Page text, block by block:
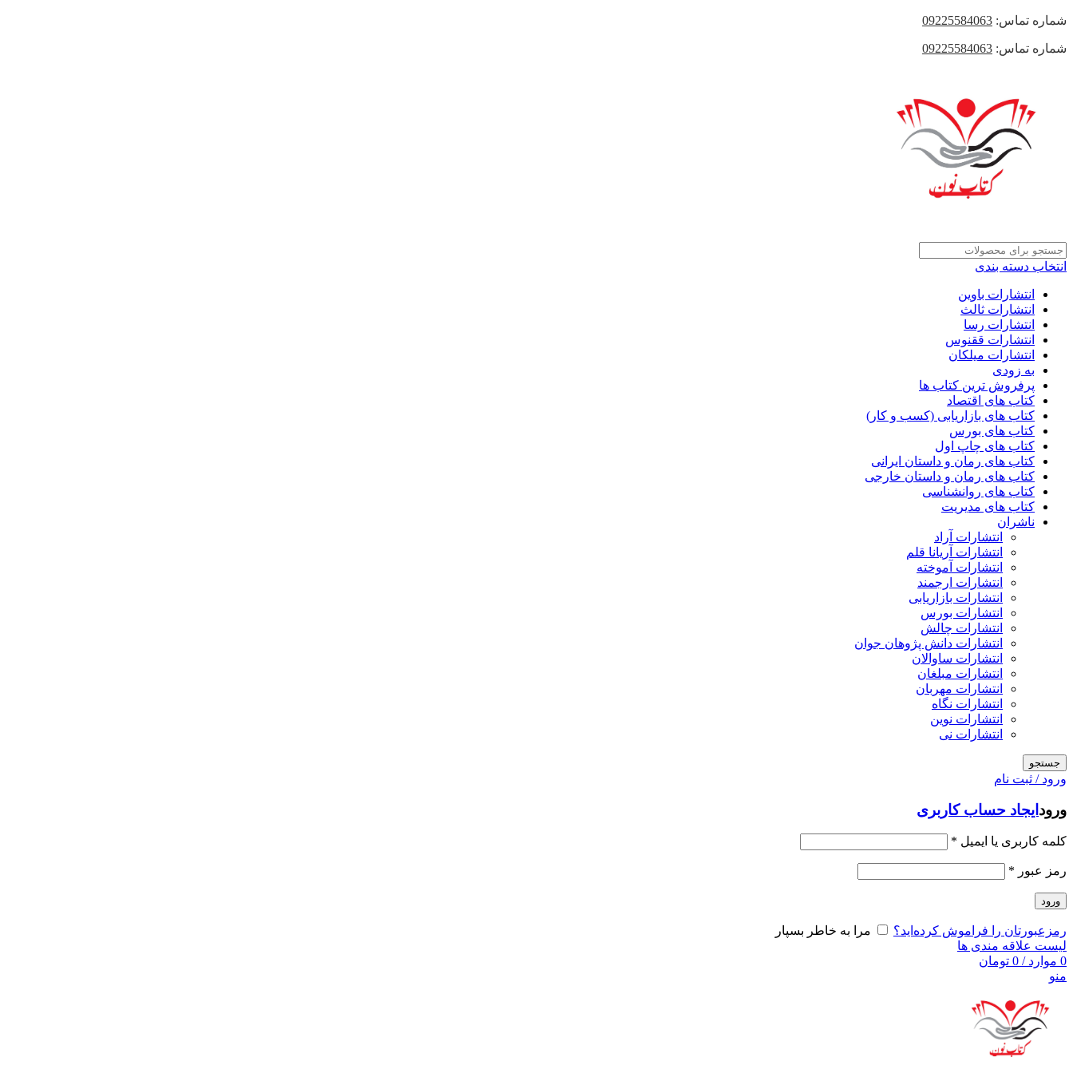
شماره تماس: 09225584063
شماره تماس: 09225584063
انتخاب دسته بندی
انتشارات باوین
انتشارات ثالث
انتشارات رسا
انتشارات ققنوس
انتشارات میلکان
به زودی
پرفروش ترین کتاب ها
کتاب های اقتصاد
کتاب های بازاریابی (کسب و کار)
کتاب های بورس
کتاب های چاپ اول
کتاب های رمان و داستان ایرانی
کتاب های رمان و داستان خارجی
کتاب های روانشناسی
کتاب های مدیریت
ناشران
انتشارات آراد
انتشارات آریانا قلم
انتشارات آموخته
انتشارات ارجمند
انتشارات بازاریابی
انتشارات بورس
انتشارات چالش
انتشارات دانش پژوهان جوان
انتشارات ساوالان
انتشارات مبلغان
انتشارات مهربان
انتشارات نگاه
انتشارات نوین
انتشارات نی
جستجو
ورود / ثبت نام
ورود ایجاد حساب کاربری
کلمه کاربری یا ایمیل *
رمز عبور *
ورود
رمزعبورتان را فراموش کرده‌اید؟
مرا به خاطر بسپار
لیست علاقه مندی ها
0 موارد /
0 تومان
منو